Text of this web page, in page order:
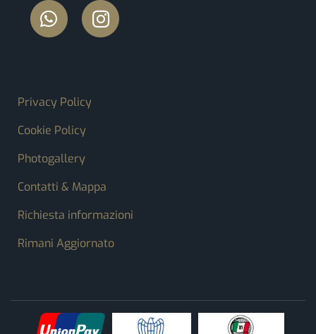
FOOTER MENU
Privacy Policy
Cookie Policy
Photogallery
Contatti & Mappa
Richiesta informazioni
Rimani Aggiornato